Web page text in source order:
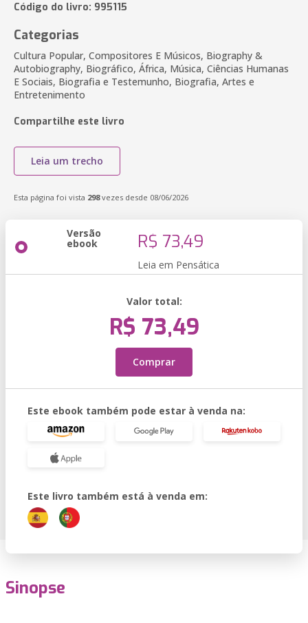
Código do livro: 995115
Categorias
Cultura Popular, Compositores E Músicos, Biography &
Autobiography, Biográfico, África, Música, Ciências Humanas
E Sociais, Biografia e Testemunho, Biografia, Artes e
Entretenimento
Compartilhe este livro
Leia um trecho
Esta página foi vista 298vezes desde 08/06/2026
Versão
ebook R$ 73,49
Leia em Pensática
Valor total:
R$ 73,49
Comprar
Este ebook também pode estar à venda na:
Este livro também está à venda em:
Sinopse